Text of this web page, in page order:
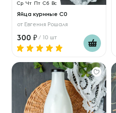
Ср Чт Пт Сб Вс
Яйца куриные С0
от Евгения Рошаля
300 / 10 шт